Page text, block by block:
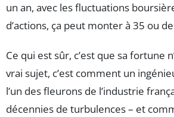
un an, avec les fluctuations
d’actions, ça peut monter à 35 ou
Ce qui est sûr, c’est que sa fortune
vrai sujet, c’est comment un
l’un des fleurons de l’industrie
décennies de turbulences – et